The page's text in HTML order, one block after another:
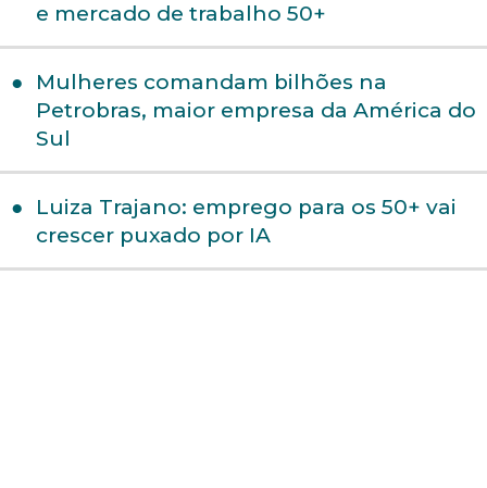
e mercado de trabalho 50+
Mulheres comandam bilhões na
Petrobras, maior empresa da América do
Sul
Luiza Trajano: emprego para os 50+ vai
crescer puxado por IA